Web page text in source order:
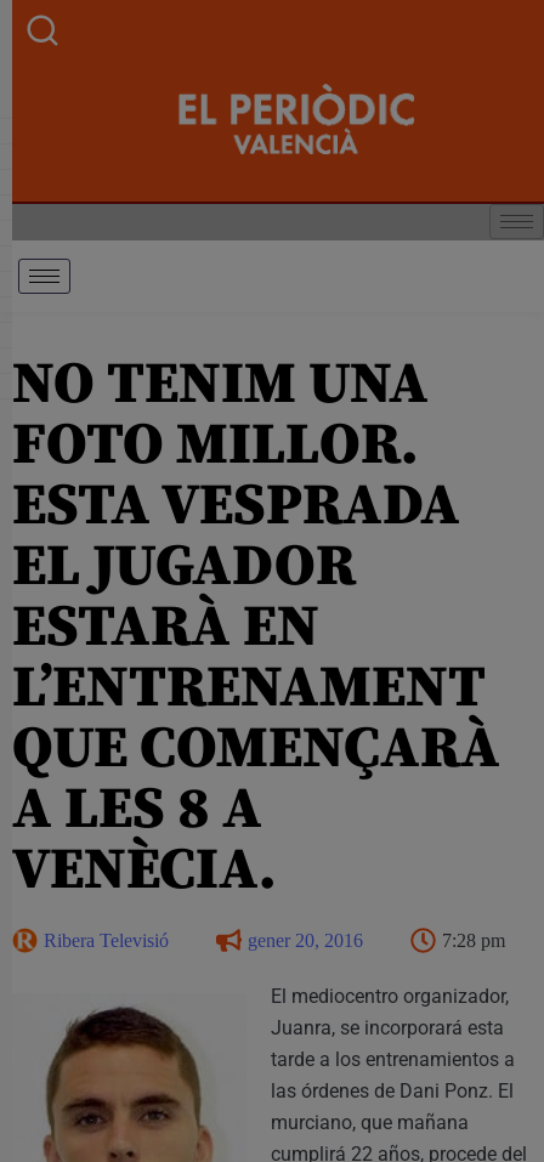
NO TENIM UNA
FOTO MILLOR.
ESTA VESPRADA
EL JUGADOR
ESTARÀ EN
L’ENTRENAMENT
QUE COMENÇARÀ
A LES 8 A
VENÈCIA.
Ribera Televisió gener 20, 2016 7:28 pm
El mediocentro organizador,
Juanra, se incorporará esta
tarde a los entrenamientos a
las órdenes de Dani Ponz. El
murciano, que mañana
cumplirá 22 años, procede del